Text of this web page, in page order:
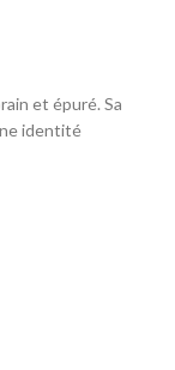
et épuré. Sa
identité